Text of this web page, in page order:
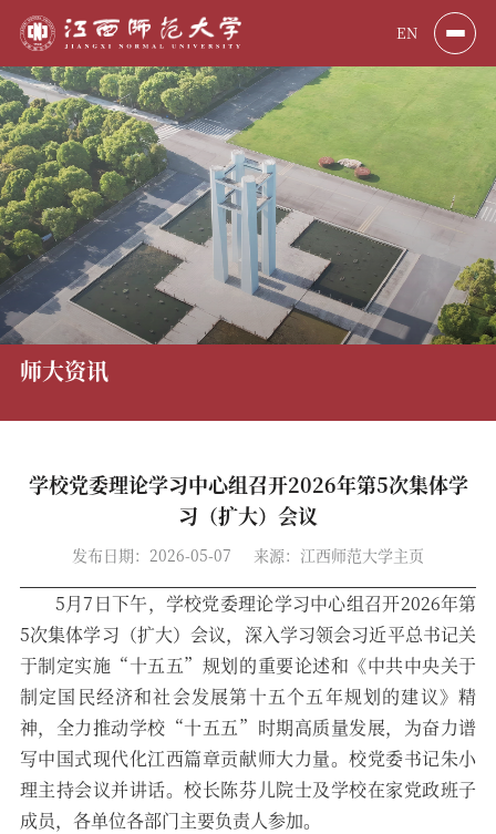
EN
师大资讯
学校党委理论学习中心组召开2026年第5次集体学
习（扩大）会议
发布日期：2026-05-07 来源：江西师范大学主页
5月7日下午，学校党委理论学习中心组召开2026年第
5次集体学习（扩大）会议，深入学习领会习近平总书记关
于制定实施“十五五”规划的重要论述和《中共中央关于
制定国民经济和社会发展第十五个五年规划的建议》精
神，全力推动学校“十五五”时期高质量发展，为奋力谱
写中国式现代化江西篇章贡献师大力量。校党委书记朱小
理主持会议并讲话。校长陈芬儿院士及学校在家党政班子
成员，各单位各部门主要负责人参加。